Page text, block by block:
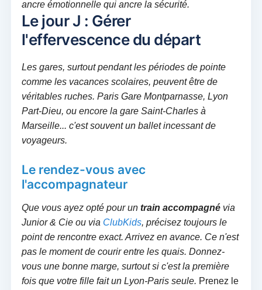
ancre émotionnelle qui ancre la sécurité.
Le jour J : Gérer
l'effervescence du départ
Les gares, surtout pendant les périodes de pointe
comme les vacances scolaires, peuvent être de
véritables ruches. Paris Gare Montparnasse, Lyon
Part-Dieu, ou encore la gare Saint-Charles à
Marseille... c'est souvent un ballet incessant de
voyageurs.
Le rendez-vous avec
l'accompagnateur
Que vous ayez opté pour un train accompagnévia
Junior & Cie ou via ClubKids, précisez toujours le
point de rencontre exact. Arrivez en avance. Ce n'est
pas le moment de courir entre les quais. Donnez-
vous une bonne marge, surtout si c'est la première
fois que votre fille fait un Lyon-Paris seule. Prenez le